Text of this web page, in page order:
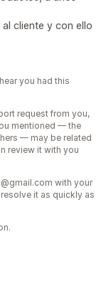
cliente y con ello
you had this
request from you,
mentioned — the
— may be related
review it with you
with your
it as quickly as